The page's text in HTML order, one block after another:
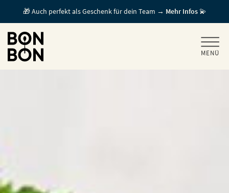
🎁 Auch perfekt als Geschenk für dein Team → Mehr Infos💫
MENÜ